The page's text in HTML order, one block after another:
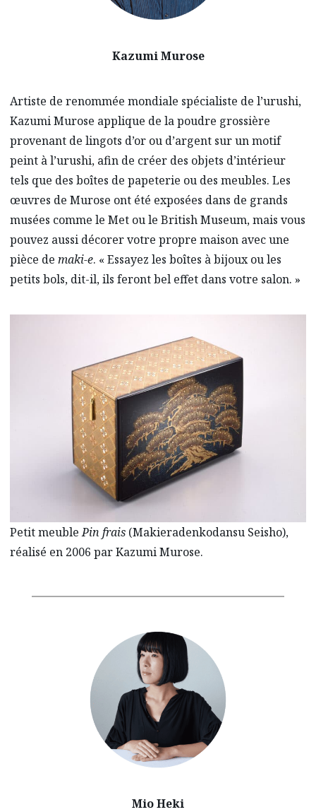
Kazumi Murose
Artiste de renommée mondiale spécialiste de l’urushi,
Kazumi Murose applique de la poudre grossière
provenant de lingots d’or ou d’argent sur un motif
peint à l’urushi, afin de créer des objets d’intérieur
tels que des boîtes de papeterie ou des meubles. Les
œuvres de Murose ont été exposées dans de grands
musées comme le Met ou le British Museum, mais vous
pouvez aussi décorer votre propre maison avec une
pièce de maki-e. « Essayez les boîtes à bijoux ou les
petits bols, dit-il, ils feront bel effet dans votre salon. »
Petit meublePin frais (Makieradenkodansu Seisho),
réalisé en 2006 par Kazumi Murose.
Mio Heki